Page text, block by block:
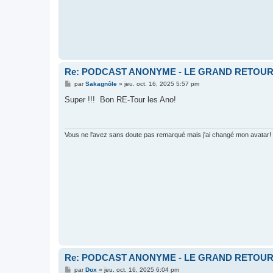
Re: PODCAST ANONYME - LE GRAND RETOUR
M
s
s
parSakagnôle» jeu. oct. 16, 2025 5:57 pm
Super !!! Bon RE-Tour les Ano!
Vous ne l'avez sans doute pas remarqué mais j'ai changé mon avatar!
Re: PODCAST ANONYME - LE GRAND RETOUR
MparDox » jeu. oct. 16, 2025 6:04 pm